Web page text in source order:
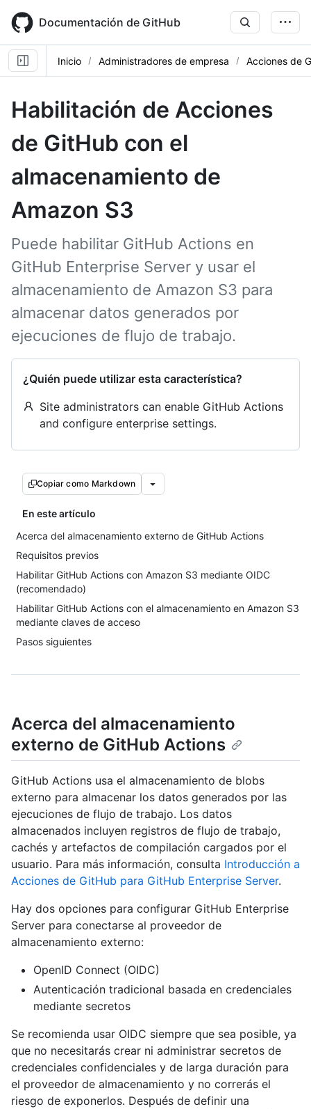
main
content
Documentación de GitHub
Inicio Administradores de empresa Acciones de
Habilitación de Acciones
de GitHub con el
almacenamiento de
Amazon S3
Puede habilitar GitHub Actions en
GitHub Enterprise Server y usar el
almacenamiento de Amazon S3 para
almacenar datos generados por
ejecuciones de flujo de trabajo.
¿Quién puede utilizar esta característica?
Site administrators can enable GitHub Actions
and configure enterprise settings.
Copiar como Markdown
En este artículo
Acerca del almacenamiento externo de GitHub Actions
Requisitos previos
Habilitar GitHub Actions con Amazon S3 mediante OIDC
(recomendado)
Habilitar GitHub Actions con el almacenamiento en Amazon S3
mediante claves de acceso
Pasos siguientes
Acerca del almacenamiento
externo de GitHub Actions
GitHub Actions usa el almacenamiento de blobs
externo para almacenar los datos generados por las
ejecuciones de flujo de trabajo. Los datos
almacenados incluyen registros de flujo de trabajo,
cachés y artefactos de compilación cargados por el
usuario. Para más información, consulta Introducción a
Acciones de GitHub para GitHub Enterprise Server.
Hay dos opciones para configurar GitHub Enterprise
Server para conectarse al proveedor de
almacenamiento externo:
OpenID Connect (OIDC)
Autenticación tradicional basada en credenciales
mediante secretos
Se recomienda usar OIDC siempre que sea posible, ya
que no necesitarás crear ni administrar secretos de
credenciales confidenciales y de larga duración para
el proveedor de almacenamiento y no correrás el
riesgo de exponerlos. Después de definir una